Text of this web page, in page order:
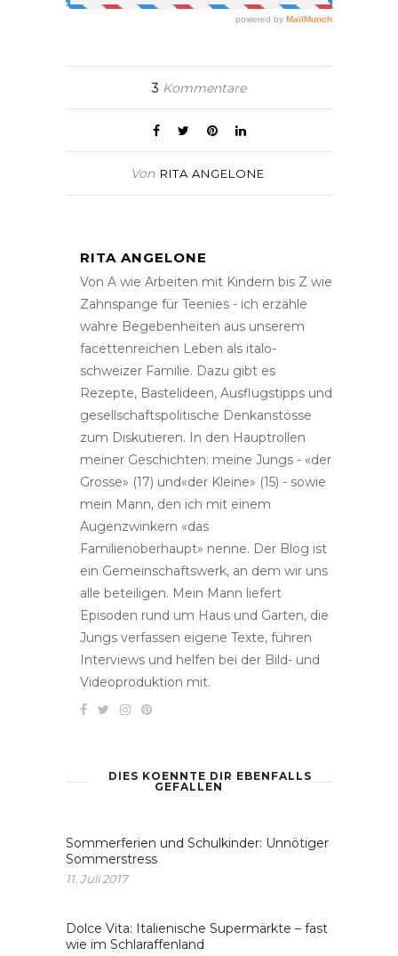
3 Kommentare
Von RITA ANGELONE
RITA ANGELONE
Von A wie Arbeiten mit Kindern bis Z wie
Zahnspange für Teenies - ich erzähle
wahre Begebenheiten aus unserem
facettenreichen Leben als italo-
schweizer Familie. Dazu gibt es
Rezepte, Bastelideen, Ausflugstipps und
gesellschaftspolitische Denkanstösse
zum Diskutieren. In den Hauptrollen
meiner Geschichten: meine Jungs - «der
Grosse» (17) und«der Kleine» (15) - sowie
mein Mann, den ich mit einem
Augenzwinkern «das
Familienoberhaupt» nenne. Der Blog ist
ein Gemeinschaftswerk, an dem wir uns
alle beteiligen. Mein Mann liefert
Episoden rund um Haus und Garten, die
Jungs verfassen eigene Texte, führen
Interviews und helfen bei der Bild- und
Videoproduktion mit.
DIES KOENNTE DIR EBENFALLS
GEFALLEN
Sommerferien und Schulkinder: Unnötiger
Sommerstress
11. Juli 2017
Dolce Vita: Italienische Supermärkte – fast
wie im Schlaraffenland